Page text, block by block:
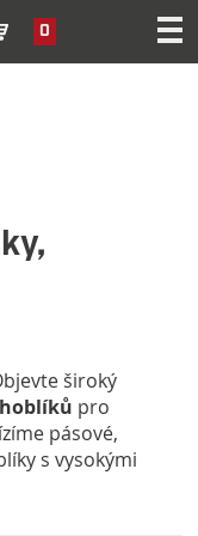
0
široký
pro
pásové,
s vysokými